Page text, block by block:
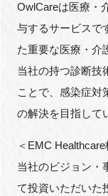
OwlCareは医療・
与するサービスで
た重要な医療・介
当社の持つ診断技
ことで、感染症対
の解決を目指して
＜EMC
当社のビジョン・
て投資いただいた